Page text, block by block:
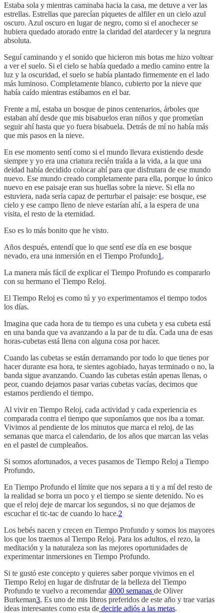
Estaba sola y mientras caminaba hacia la casa, me detuve a ver las
estrellas. Estrellas que parecían piquetes de alfiler en un cielo azul
oscuro. Azul oscuro en lugar de negro, como si el anochecer se
hubiera quedado atorado entre la claridad del atardecer y la negrura
absoluta.
Seguí caminando y el sonido que hicieron mis botas me hizo voltear
a ver el suelo. Si el cielo se había quedado a medio camino entre la
luz y la oscuridad, el suelo se había plantado firmemente en el lado
más luminoso. Completamente blanco, cubierto por la nieve que
había caído mientras estábamos en el bar.
Frente a mí, estaba un bosque de pinos centenarios, árboles que
estaban ahí desde que mis bisabuelos eran niños y que prometían
seguir ahí hasta que yo fuera bisabuela. Detrás de mí no había más
que mis pasos en la nieve.
En ese momento sentí como si el mundo llevara existiendo desde
siempre y yo era una criatura recién traída a la vida, a la que una
deidad había decidido colocar ahí para que disfrutara de ese mundo
nuevo. Ese mundo creado completamente para ella, porque lo único
nuevo en ese paisaje eran sus huellas sobre la nieve. Si ella no
estuviera, nada sería capaz de perturbar el paisaje: ese bosque, ese
cielo y ese campo lleno de nieve estarían ahí, a la espera de una
visita, el resto de la eternidad.
Eso es lo más bonito que he visto.
Años después, entendí que lo que sentí ese día en ese bosque
nevado, era una inmersión en el Tiempo Profundo1 .
La manera más fácil de explicar el Tiempo Profundo es compararlo
con su hermano el Tiempo Reloj.
El Tiempo Reloj es como tú y yo experimentamos el tiempo todos
los días.
Imagina que cada hora de tu tiempo es una cubeta y esa cubeta está
en una banda que va avanzando a la par de tu día. Cada una de esas
horas-cubetas está llena con alguna cosa por hacer.
Cuando las cubetas se están derramando por todo lo que tienes por
hacer durante esa hora, te sientes agobiado, hayas terminado o no, la
banda sigue avanzando. Cuando las cubetas están apenas llenas, o
peor, cuando dejamos pasar varias cubetas vacías, decimos que
estamos perdiendo el tiempo.
Al vivir en Tiempo Reloj, cada actividad y cada experiencia es
comparada contra el tiempo que suponíamos que nos iba a tomar.
Vivimos al pendiente de los minutos que marca el reloj, de las
semanas que marca el calendario, de los años que marcan las velas
en el pastel de cumpleaños.
Si somos afortunados, a veces pasamos de Tiempo Reloj a Tiempo
Profundo.
En Tiempo Profundo el límite que nos separa a ti y a mí del resto de
la realidad se borra un poco y el tiempo se siente detenido. No es
que el reloj deje de marcar los segundos, si no que dejamos de
escuchar el tic-tac de cuando lo hace.2
Los bebés nacen y crecen en Tiempo Profundo y somos los mayores
los que los traemos al Tiempo Reloj. Para los adultos, el rezo, la
meditación y la naturaleza son las mejores oportunidades de
experimentar inmersiones en Tiempo Profundo.
Si te gustó este concepto y quieres saber porque vivimos en el
Tiempo Reloj en lugar de disfrutar de la belleza del Tiempo
Profundo te vuelvo a recomendar4000 semanas de Oliver
Burkeman3. Es uno de mis libros preferidos de este año y trae varias
ideas interesantes como esta de decirle adiós a las metas.